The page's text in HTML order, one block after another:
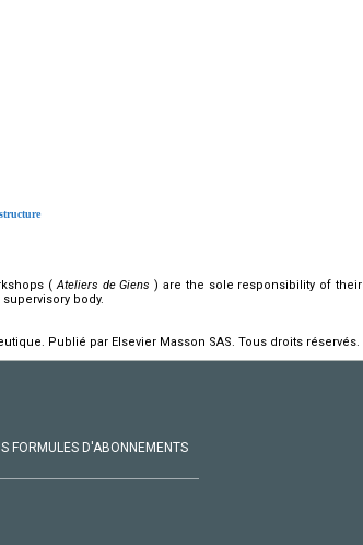
(Ateliers de Giens ) are the sole responsibility of their
body.
Publié par Elsevier Masson SAS. Tous droits réservés.
FORMULES D'ABONNEMENTS